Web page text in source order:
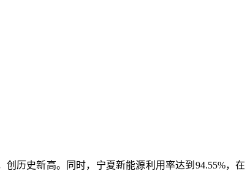
创历史新高。同时，宁夏新能源利用率达到94.55%，在